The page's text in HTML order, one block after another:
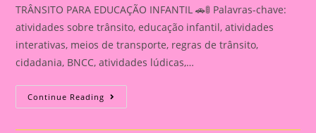
TRÂNSITO PARA EDUCAÇÃO INFANTIL 🚗🚦 Palavras-chave:
atividades sobre trânsito, educação infantil, atividades
interativas, meios de transporte, regras de trânsito,
cidadania, BNCC, atividades lúdicas,…
Continue Reading ATIVIDADE
INTERATIVA
O